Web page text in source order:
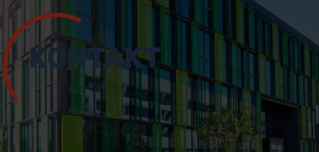
KONTAKT